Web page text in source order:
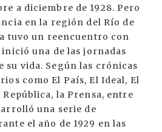
a diciembre de 1928. Pero
en la región del Río de
tuvo un reencuentro con
una de las jornadas
su vida. Según las crónicas
como El País, El Ideal, El
República, la Prensa, entre
una serie de
el año de 1929 en las